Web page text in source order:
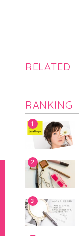
RELATED
RANKING